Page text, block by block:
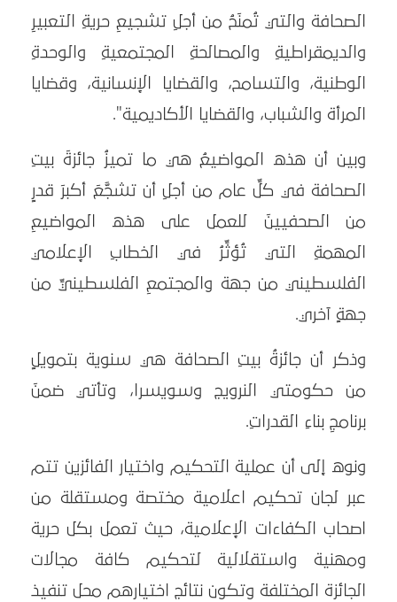
الصحافة والتي تُمنَحُ من أجلِ تشجيعِ حريةِ التعبيرِ
والديمقراطيةِ والمصالحةِ المجتمعيةِ والوحدةِ
الوطنية، والتسامح، والقضايا الإنسانية، وقضايا
المرأة والشباب، والقضايا الأكاديمية".
وبين أن هذه المواضيعُ هي ما تميزُ جائزةَ بيتِ
الصحافة في كلِّ عام من أجلِ أن تشجَّعَ أكبرَ قدرٍ
من الصحفيينَ للعمل على هذه المواضيعِ
المهمةِ التي تُؤثِّرُ في الخطابِ الإعلامي
الفلسطيني من جهة والمجتمعِ الفلسطينيِّ من
جهةٍ آخري.
وذكر أن جائزةُ بيتِ الصحافة هي سنوية بتمويلٍ
من حكومتي النرويج وسويسرا، وتأتي ضمنَ
برنامجِ بناءِ القدراتِ.
ونوه إلى أن عملية التحكيم واختيار الفائزين تتم
عبر لجان تحكيم اعلامية مختصة ومستقلة من
اصحاب الكفاءات الإعلامية، حيث تعمل بكل حرية
ومهنية واستقلالية لتحكيم كافة مجالات
الجائزة المختلفة وتكون نتائج اختيارهم محل تنفيذ